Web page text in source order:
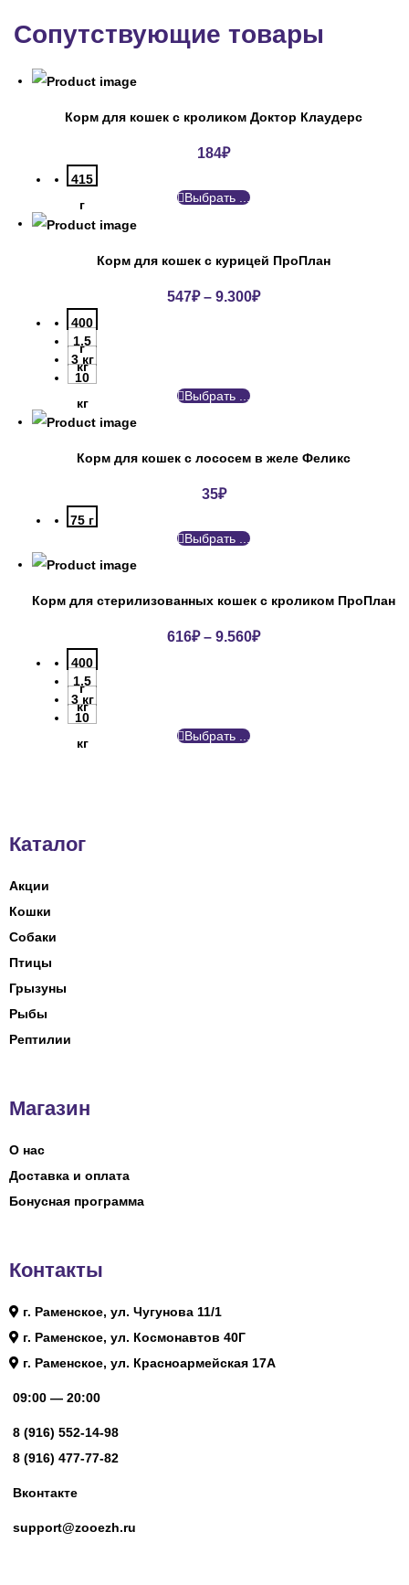
Сопутствующие товары
Корм для кошек с кроликом Доктор Клаудерс
184₽
415
г
Выбрать ...
Корм для кошек с курицей ПроПлан
547₽– 9.300₽
400
г
1.5
кг
3 кг
10
кг
Выбрать ...
Корм для кошек с лососем в желе Феликс
35₽
75 г
Выбрать ...
Корм для стерилизованных кошек с кроликом ПроПлан
616₽– 9.560₽
400
г
1.5
кг
3 кг
10
кг
Выбрать ...
Каталог
Акции
Кошки
Собаки
Птицы
Грызуны
Рыбы
Рептилии
Магазин
О нас
Доставка и оплата
Бонусная программа
Контакты
г. Раменское, ул. Чугунова 11/1
г. Раменское, ул. Космонавтов 40Г
г. Раменское, ул. Красноармейская 17А
09:00 — 20:00
8 (916) 552-14-98
8 (916) 477-77-82
Вконтакте
support@zooezh.ru